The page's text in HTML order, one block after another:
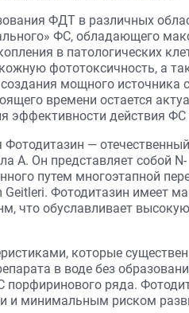
ФДТ в различных
ФС, обладающего
в патологических
фототоксичность, а
мощного источника
времени остается
эффективности действия ФС
—
А. Он представляет собой N-
путем многоэтапной
Geitleri. Фотодитазин имеет
что обуславливает
которые
в воде без
ряда.
и минимальным риском